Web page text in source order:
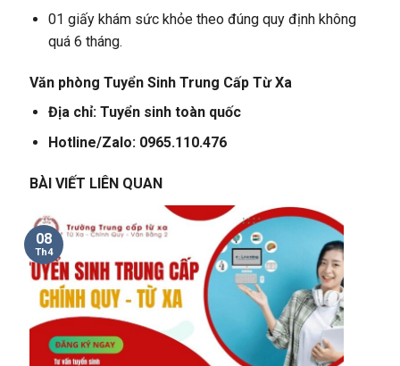
01 giấy khám sức khỏe theo đúng quy định không
quá 6 tháng.
Văn phòng Tuyển Sinh Trung Cấp Từ Xa
Địa chỉ: Tuyển sinh toàn quốc
Hotline/Zalo: 0965.110.476
BÀI VIẾT LIÊN QUAN
08
Th4